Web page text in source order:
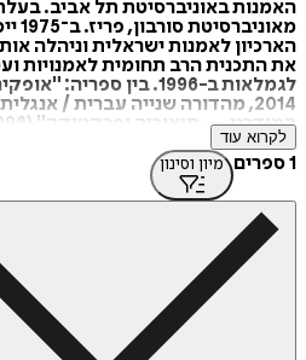
האמנות באוניברסיטת תל אביב.
את התכנית הרב תחומית לאמנויות
2014, מהדורה שנייה עברית /
"וסילי קנדינסקי - שפת הציור: על
לקרוא עוד
1 ספרים מיון וסינון